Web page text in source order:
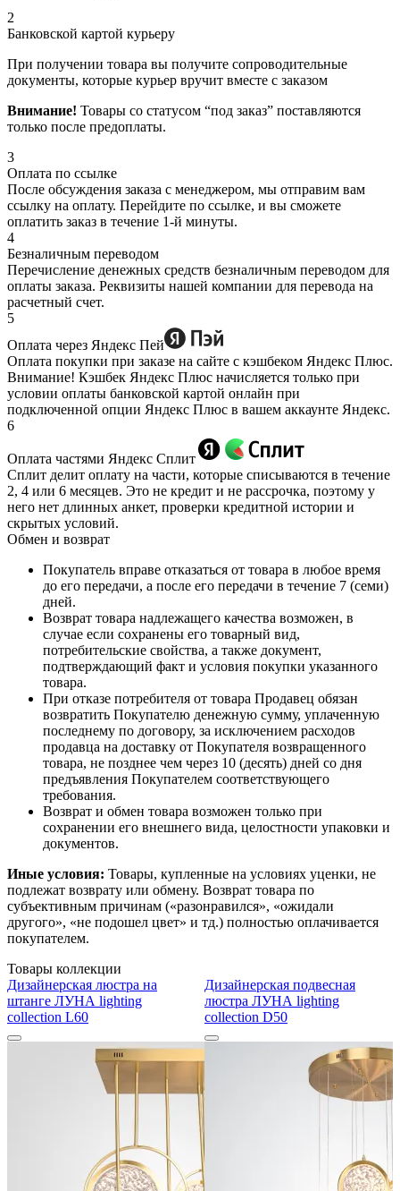
2
Банковской картой курьеру
При получении товара вы получите сопроводительные
документы, которые курьер вручит вместе с заказом
Внимание! Товары со статусом “под заказ” поставляются
только после предоплаты.
3
Оплата по ссылке
После обсуждения заказа с менеджером, мы отправим вам
ссылку на оплату. Перейдите по ссылке, и вы сможете
оплатить заказ в течение 1-й минуты.
4
Безналичным переводом
Перечисление денежных средств безналичным переводом для
оплаты заказа. Реквизиты нашей компании для перевода на
расчетный счет.
5
Оплата через Яндекс Пей
Оплата покупки при заказе на сайте с кэшбеком Яндекс Плюс.
Внимание! Кэшбек Яндекс Плюс начисляется только при
условии оплаты банковской картой онлайн при
подключенной опции Яндекс Плюс в вашем аккаунте Яндекс.
6
Оплата частями Яндекс Сплит
Сплит делит оплату на части, которые списываются в течение
2, 4 или 6 месяцев. Это не кредит и не рассрочка, поэтому у
него нет длинных анкет, проверки кредитной истории и
скрытых условий.
Обмен и возврат
Покупатель вправе отказаться от товара в любое время
до его передачи, а после его передачи в течение 7 (семи)
дней.
Возврат товара надлежащего качества возможен, в
случае если сохранены его товарный вид,
потребительские свойства, а также документ,
подтверждающий факт и условия покупки указанного
товара.
При отказе потребителя от товара Продавец обязан
возвратить Покупателю денежную сумму, уплаченную
последнему по договору, за исключением расходов
продавца на доставку от Покупателя возвращенного
товара, не позднее чем через 10 (десять) дней со дня
предъявления Покупателем соответствующего
требования.
Возврат и обмен товара возможен только при
сохранении его внешнего вида, целостности упаковки и
документов.
Иные условия: Товары, купленные на условиях уценки, не
подлежат возврату или обмену. Возврат товара по
субъективным причинам («разонравился», «ожидали
другого», «не подошел цвет» и тд.) полностью оплачивается
покупателем.
Товары коллекции
Дизайнерская люстра на
штанге ЛУНА lighting
collection L60
Дизайнерская подвесная
люстра ЛУНА lighting
collection D50